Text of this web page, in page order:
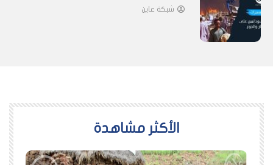
شبكة عاين
اﻷكثر مشاهدة